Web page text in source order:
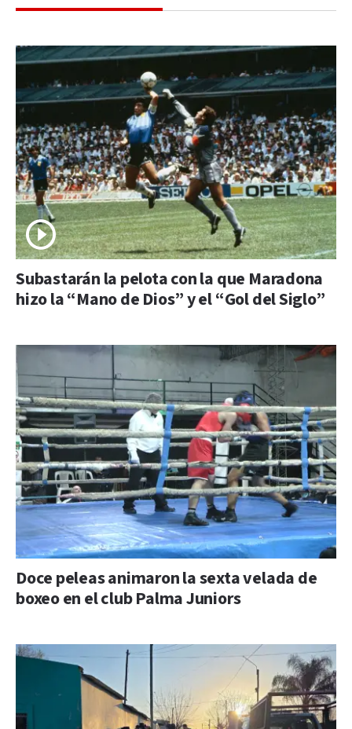
Subastarán la pelota con la que Maradona
hizo la “Mano de Dios” y el “Gol del Siglo”
Doce peleas animaron la sexta velada de
boxeo en el club Palma Juniors